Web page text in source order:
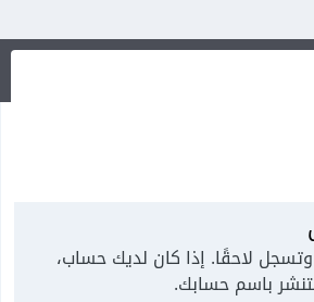
لاحقًا. إذا كان لديك حساب،
باسم حسابك.